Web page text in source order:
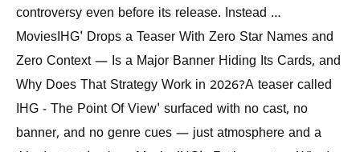
controversy even before its release. Instead …
MoviesIHG' Drops a Teaser With Zero Star Names and
Zero Context — Is a Major Banner Hiding Its Cards, and
Why Does That Strategy Work in 2026?A teaser called
IHG - The Point Of View' surfaced with no cast, no
banner, and no genre cues — just atmosphere and a